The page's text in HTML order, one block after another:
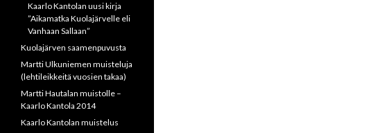
Kaarlo Kantolan uusi kirja
”Aikamatka Kuolajärvelle eli
Vanhaan Sallaan”
Kuolajärven saamenpuvusta
Martti Ulkuniemen muisteluja
(lehtileikkeitä vuosien takaa)
Martti Hautalan muistolle –
Kaarlo Kantola 2014
Kaarlo Kantolan muistelus